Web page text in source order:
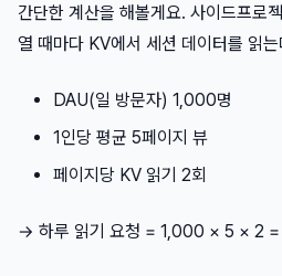
간단한 계산을 해볼게요. 사이드프로
열 때마다 KV에서 세션 데이터를 읽
DAU(일 방문자) 1,000명
1인당 평균 5페이지 뷰
페이지당 KV 읽기 2회
→ 하루 읽기 요청 = 1,000 × 5 × 2 =